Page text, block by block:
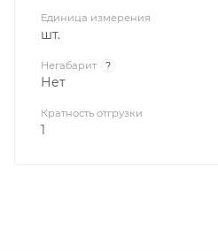
Единица измерения
шт.
Негабарит ?
Нет
Кратность отгрузки
1